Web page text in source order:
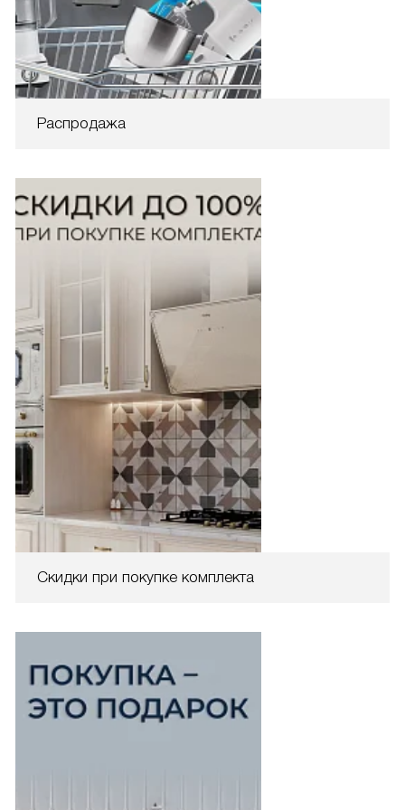
Распродажа
Скидки при покупке комплекта